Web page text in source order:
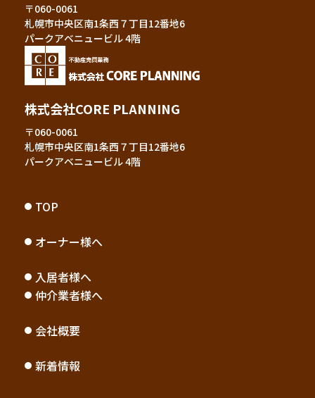
〒060-0061
札幌市中央区南1条西７丁目12番地6
パークアベニュービル 4階
株式会社CORE PLANNING
〒060-0061
札幌市中央区南1条西７丁目12番地6
パークアベニュービル 4階
TOP
オーナー様へ
入居者様へ
仲介業者様へ
会社概要
新着情報